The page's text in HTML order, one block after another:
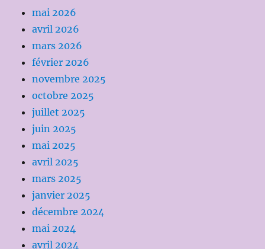
mai 2026
avril 2026
mars 2026
février 2026
novembre 2025
octobre 2025
juillet 2025
juin 2025
mai 2025
avril 2025
mars 2025
janvier 2025
décembre 2024
mai 2024
avril 2024